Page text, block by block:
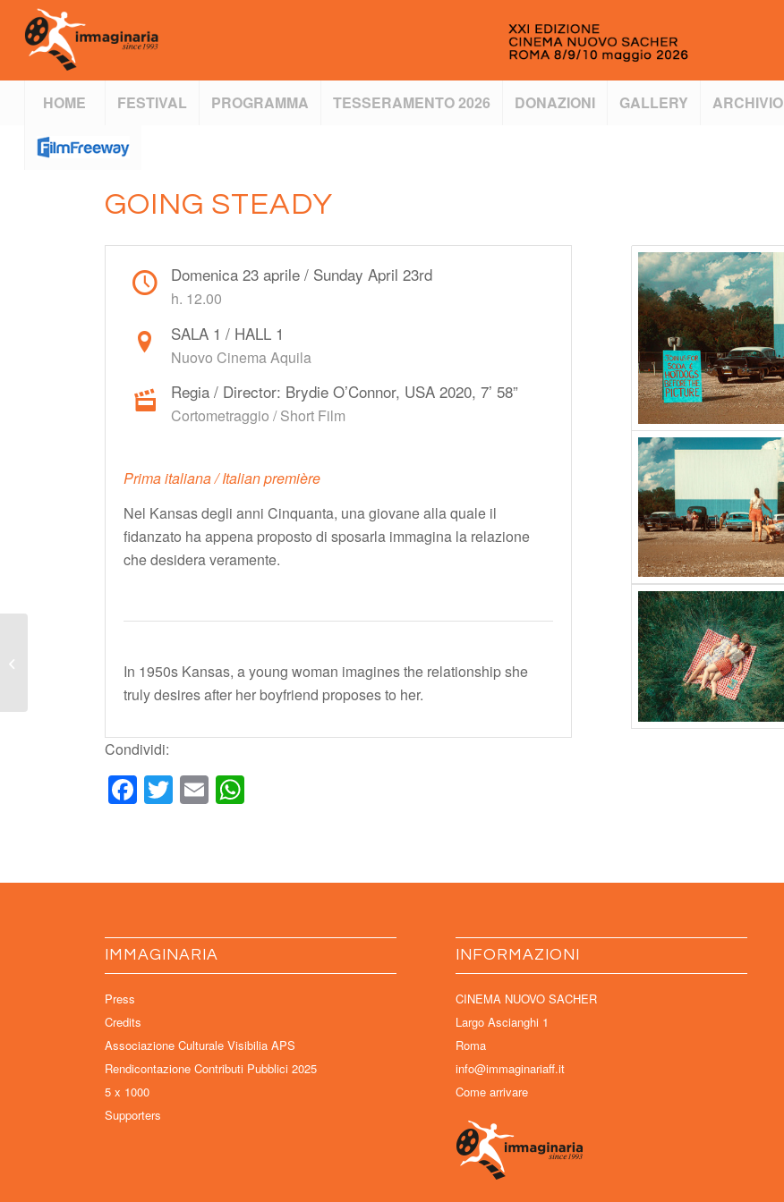
HOME FESTIVAL PROGRAMMA TESSERAMENTO 2026 DONAZIONI GALLERY ARCHIVIO
GOING STEADY
Domenica 23 aprile / Sunday April 23rd
h. 12.00
SALA 1 / HALL 1
Nuovo Cinema Aquila
Regia / Director: Brydie O’Connor, USA 2020, 7’ 58”
Cortometraggio / Short Film
Prima italiana / Italian première
Nel Kansas degli anni Cinquanta, una giovane alla quale il
fidanzato ha appena proposto di sposarla immagina la relazione
che desidera veramente.
In 1950s Kansas, a young woman imagines the relationship she
truly desires after her boyfriend proposes to her.
Condividi:
Facebook
Twitter
Email
IMMAGINARIA
Press
Credits
Associazione Culturale Visibilia APS
Rendicontazione Contributi Pubblici 2025
5 x 1000
Supporters
INFORMAZIONI
CINEMA NUOVO SACHER
Largo Ascianghi 1
Roma
info@immaginariaff.it
Come arrivare